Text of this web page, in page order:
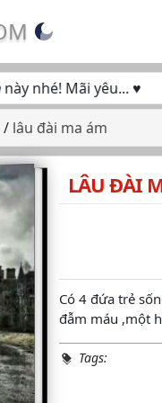
nhé! Mãi yêu... ♥
/ lâu đài ma ám
LÂU ĐÀI
Có 4 đứa trẻ
đẫm máu ,một
Tags: